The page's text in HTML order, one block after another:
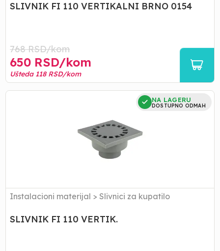
SLIVNIK FI 110 VERTIKALNI BRNO 0154
768RSD/kom
650 RSD/kom
Ušteda 118RSD/kom
SLIVNIK
NA LAGERU
DOSTUPNO ODMAH
Instalacioni materijal > Slivnici za kupatilo
SLIVNIK FI 110 VERTIK.